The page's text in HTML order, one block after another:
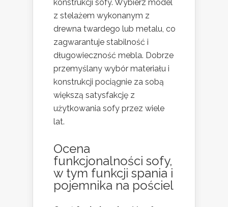
konstrukcji sofy. Wybierz model
z stelażem wykonanym z
drewna twardego lub metalu, co
zagwarantuje stabilność i
długowieczność mebla. Dobrze
przemyślany wybór materiału i
konstrukcji pociągnie za sobą
większą satysfakcję z
użytkowania sofy przez wiele
lat.
Ocena
funkcjonalności sofy,
w tym funkcji spania i
pojemnika na pościel